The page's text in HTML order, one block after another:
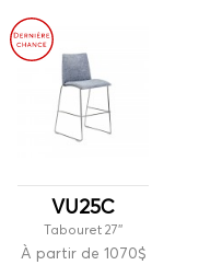
VU25C
Tabouret 27''
À partir de 1070$